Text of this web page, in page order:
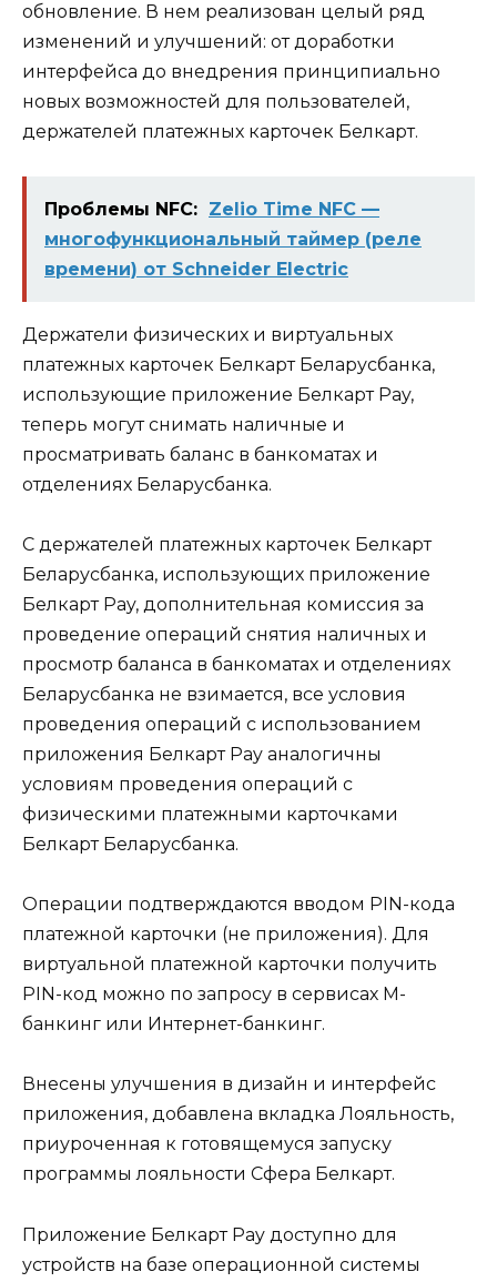
обновление. В нем реализован целый ряд
изменений и улучшений: от доработки
интерфейса до внедрения принципиально
новых возможностей для пользователей,
держателей платежных карточек Белкарт.
Проблемы NFC: Zelio Time NFC —
многофункциональный таймер (реле
времени) от Schneider Electric
Держатели физических и виртуальных
платежных карточек Белкарт Беларусбанка,
использующие приложение Белкарт Pay,
теперь могут снимать наличные и
просматривать баланс в банкоматах и
отделениях Беларусбанка.
С держателей платежных карточек Белкарт
Беларусбанка, использующих приложение
Белкарт Pay, дополнительная комиссия за
проведение операций снятия наличных и
просмотр баланса в банкоматах и отделениях
Беларусбанка не взимается, все условия
проведения операций с использованием
приложения Белкарт Pay аналогичны
условиям проведения операций с
физическими платежными карточками
Белкарт Беларусбанка.
Операции подтверждаются вводом PIN-кода
платежной карточки (не приложения). Для
виртуальной платежной карточки получить
PIN-код можно по запросу в сервисах М-
банкинг или Интернет-банкинг.
Внесены улучшения в дизайн и интерфейс
приложения, добавлена вкладка Лояльность,
приуроченная к готовящемуся запуску
программы лояльности Сфера Белкарт.
Приложение Белкарт Pay доступно для
устройств на базе операционной системы